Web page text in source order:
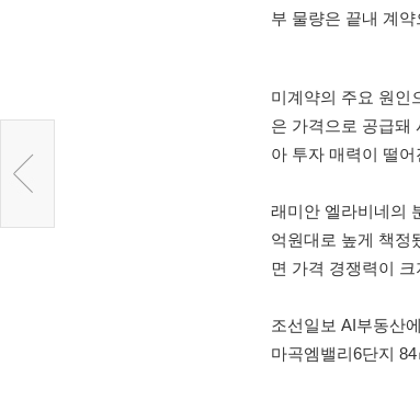
부 물량은 끝내 계
미계약의 주요 원인
은 가격으로 공급돼
아 투자 매력이 떨
래미안 엘라비네의
억원대로 높게 책정
면 가격 경쟁력이
조선일보 AI부동산
마곡엠밸리6단지